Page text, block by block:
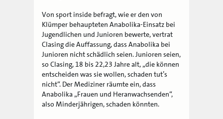
Von sport inside befragt, wie er den von
Klümper behaupteten Anabolika-Einsatz bei
Jugendlichen und Junioren bewerte, vertrat
Clasing die Auffassung, dass Anabolika bei
Junioren nicht schädlich seien. Junioren seien,
so Clasing, 18 bis 22,23 Jahre alt, „die können
entscheiden was sie wollen, schaden tut’s
nicht“. Der Mediziner räumte ein, dass
Anabolika „Frauen und Heranwachsenden“,
also Minderjährigen, schaden könnten.